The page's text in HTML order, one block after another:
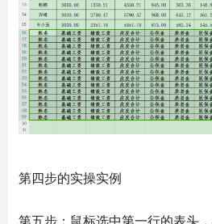
第四步的实操实例